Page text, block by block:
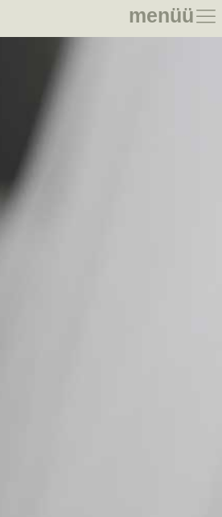
menüü